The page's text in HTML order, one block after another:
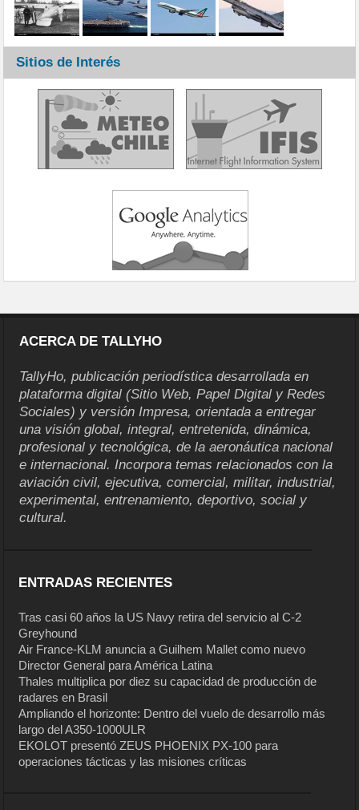
Sitios de Interés
ACERCA DE TALLYHO
TallyHo, publicación periodística desarrollada en
plataforma digital (Sitio Web, Papel Digital y Redes
Sociales) y versión Impresa, orientada a entregar
una visión global, integral, entretenida, dinámica,
profesional y tecnológica, de la aeronáutica nacional
e internacional. Incorpora temas relacionados con la
aviación civil, ejecutiva, comercial, militar, industrial,
experimental, entrenamiento, deportivo, social y
cultural.
ENTRADAS RECIENTES
Tras casi 60 años la US Navy retira del servicio al C-2
Greyhound
Air France-KLM anuncia a Guilhem Mallet como nuevo
Director General para América Latina
Thales multiplica por diez su capacidad de producción de
radares en Brasil
Ampliando el horizonte: Dentro del vuelo de desarrollo más
largo del A350-1000ULR
EKOLOT presentó ZEUS PHOENIX PX-100 para
operaciones tácticas y las misiones críticas